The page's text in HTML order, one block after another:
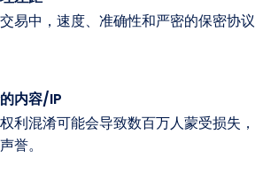
易中，速度、准确性和严密的保密协议
内容/IP
利混淆可能会导致数百万人蒙受损失，
誉。